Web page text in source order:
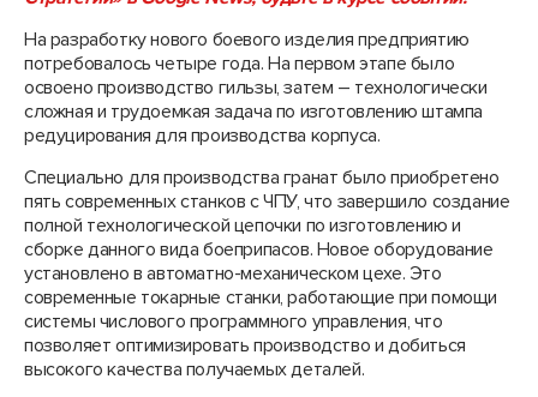
На разработку нового боевого изделия предприятию
потребовалось четыре года. На первом этапе было
освоено производство гильзы, затем – технологически
сложная и трудоемкая задача по изготовлению штампа
редуцирования для производства корпуса.
Специально для производства гранат было приобретено
пять современных станков с ЧПУ, что завершило создание
полной технологической цепочки по изготовлению и
сборке данного вида боеприпасов. Новое оборудование
установлено в автоматно-механическом цехе. Это
современные токарные станки, работающие при помощи
системы числового программного управления, что
позволяет оптимизировать производство и добиться
высокого качества получаемых деталей.